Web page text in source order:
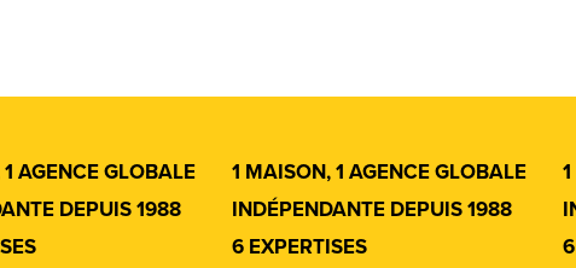
AGENCE GLOBALE
DEPUIS 1988
1 MAISON, 1 AGENCE GLOBALE
INDÉPENDANTE DEPUIS 1988
6 EXPERTISES